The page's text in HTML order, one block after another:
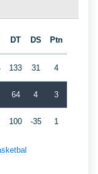
DT DS Ptn
133 31 4
64 4 3
100 -35 1